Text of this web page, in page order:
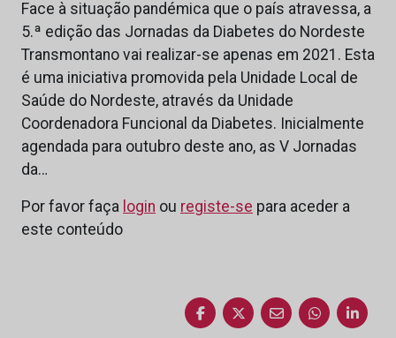
Face à situação pandémica que o país atravessa, a
5.ª edição das Jornadas da Diabetes do Nordeste
Transmontano vai realizar-se apenas em 2021. Esta
é uma iniciativa promovida pela Unidade Local de
Saúde do Nordeste, através da Unidade
Coordenadora Funcional da Diabetes. Inicialmente
agendada para outubro deste ano, as V Jornadas
da…
Por favor faça login ou registe-se para aceder a
este conteúdo